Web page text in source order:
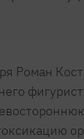
Роман